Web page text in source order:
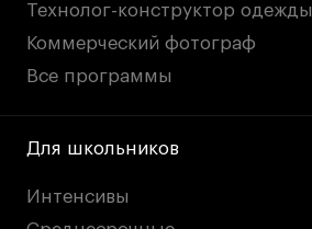
Технолог-конструктор одежды
Коммерческий фотограф
Все программы
Для школьников
Интенсивы